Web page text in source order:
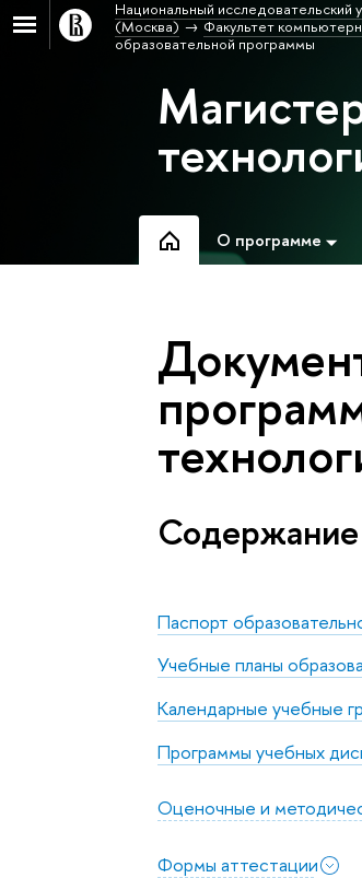
Национальный исследовательский
(Москва)
Факультет
образовательной программы
О программе
Содержание
Паспорт
Учебные планы
Календарные учебные
Программы учебных
Оценочные и
Формы аттестации